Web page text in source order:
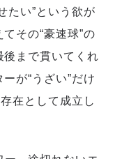
たい”という欲が
その“豪速球”の
後まで貫いてくれ
が“うざい”だけ
在として成立し